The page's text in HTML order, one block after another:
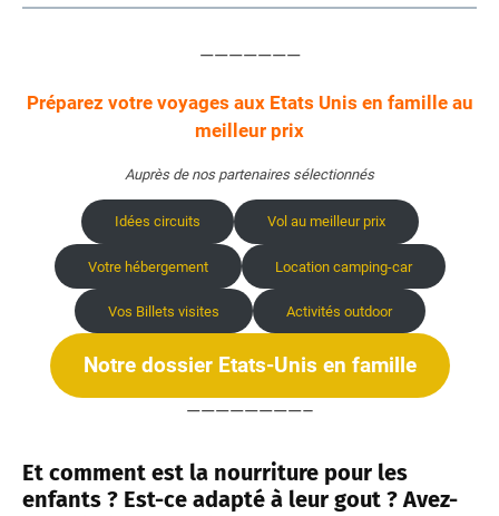
———————
Préparez votre voyages aux Etats Unis en famille au
meilleur prix
Auprès de nos partenaires sélectionnés
Idées circuits Vol au meilleur prix
Votre hébergement Location camping-car
Vos Billets visites Activités outdoor
Notre dossier Etats-Unis en famille
————————–
Et comment est la nourriture pour les
enfants ? Est-ce adapté à leur gout ? Avez-